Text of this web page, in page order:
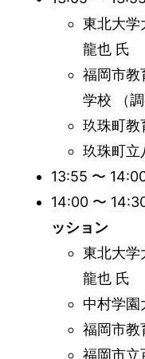
東北大
龍也 氏
福岡市教
学校 （調
玖珠町
玖珠町
13:55 〜
14:00 〜
ッション
東北大
龍也 氏
中村学
福岡市
福岡市立